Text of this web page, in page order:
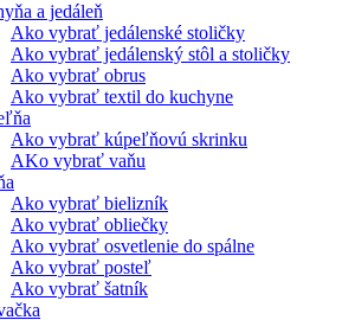
a jedáleň
Ako vybrať jedálenské stoličky
Ako vybrať jedálenský stôl a stoličky
Ako vybrať obrus
Ako vybrať textil do kuchyne
Ako vybrať kúpeľňovú skrinku
AKo vybrať vaňu
Ako vybrať bielizník
Ako vybrať obliečky
Ako vybrať osvetlenie do spálne
Ako vybrať posteľ
Ako vybrať šatník